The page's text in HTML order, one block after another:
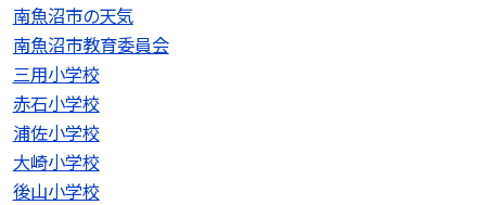
南魚沼市の天気
南魚沼市教育委員会
三用小学校
赤石小学校
浦佐小学校
大崎小学校
後山小学校